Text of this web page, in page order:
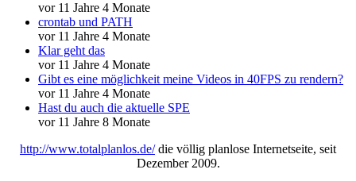
vor 11 Jahre 4 Monate
crontab und PATH
vor 11 Jahre 4 Monate
Klar geht das
vor 11 Jahre 4 Monate
Gibt es eine möglichkeit meine Videos in 40FPS zu rendern?
vor 11 Jahre 4 Monate
Hast du auch die aktuelle SPE
vor 11 Jahre 8 Monate
http://www.totalplanlos.de/die völlig planlose Internetseite, seit
Dezember 2009.